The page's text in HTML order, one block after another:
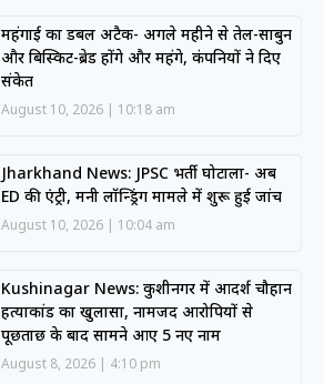
महंगाई का डबल अटैक- अगले महीने से तेल-साबुन
और बिस्किट-ब्रेड होंगे और महंगे, कंपनियों ने दिए
संकेत
August 10, 2026 10:18 am
Jharkhand News: JPSC भर्ती घोटाला- अब
ED की एंट्री, मनी लॉन्ड्रिंग मामले में शुरू हुई जांच
August 10, 2026 10:04 am
Kushinagar News: कुशीनगर में आदर्श चौहान
हत्याकांड का खुलासा, नामजद आरोपियों से
पूछताछ के बाद सामने आए 5 नए नाम
August 8, 2026 4:10 pm